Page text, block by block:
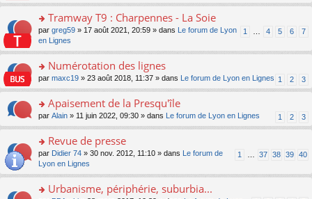
c
e
nt
lu
le
u
c
e
nt
n
o
n
lu
le
u
ré
c
e
e
s
s
a
n
o
n
lu
pl
s
ré
e
s
er
le
m
e
s
s
e
n
o
n
le
pl
s
o
n
s
er
le
m
e
s
g
e
n
o
n
Tramway T9 : Charpennes - La Soie
1 4 5 6 7
par greg59 » 17 août 2021, 20:59 » dans
Le forum de Lyon
en Lignes
o
n
ult
er
le
m
e
s
g
Numérotation des lignes
1 2 3
par maxc19 » 23 août 2018, 11:37 » dans Le forum de Lyon en Lignes
o
n
ult
er
le
m
e
Apaisement de la Presqu'île
1 2 3
par Alain » 11 juin 2022, 09:30 » dans Le forum de Lyon en Lignes
o
s
er
Revue de presse
1 37 38 39 40
par Didier 74 » 30 nov. 2012, 11:10 » dans
Le forum de
Lyon en Lignes
Urbanisme, périphérie, suburbia...